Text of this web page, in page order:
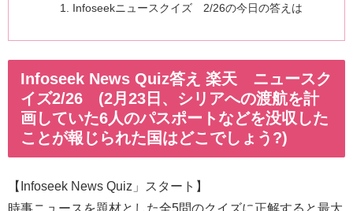
Infoseekニュースクイズ 2/26の今日の答えは
Infoseek News Quiz答え 楽天 ニュースク
イズ2/26 (2月23日、シリアへの渡航を計
画していた6人のパスポートなどを没収した
ことが報じられた国はどこでしょう?)
【Infoseek News Quiz」スタート】
時事ニュースを題材とした全5問のクイズに正解すると最大